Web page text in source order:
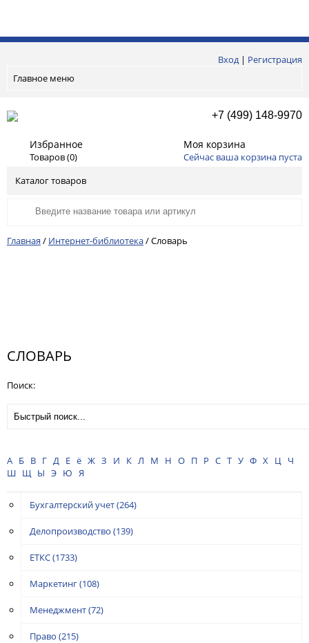
Вход| Регистрация
Главное меню
+7 (499) 148-9970
Избранное
Товаров (0)
Моя корзина
Сейчас ваша корзина пуста
Каталог товаров
Главная / Интернет-библиотека/Словарь
СЛОВАРЬ
Поиск:
А Б В Г Д Е ё Ж З И К Л М Н О П Р С Т У Ф Х Ц
Ч
Ш Щ Ы Э Ю Я
Бухгалтерский учет(264)
Делопроизводство (139)
ЕТКС(1733)
Маркетинг(108)
Менеджмент(72)
Право (215)